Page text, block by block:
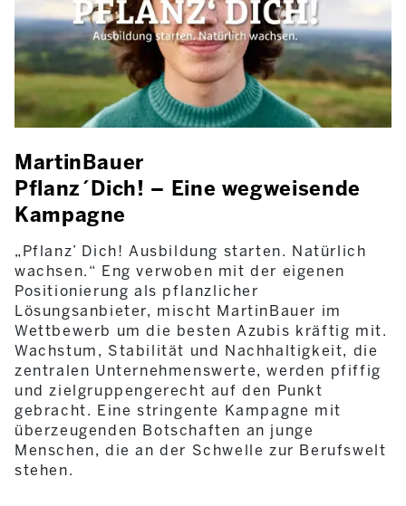
MartinBauer
Pflanz´Dich! – Eine wegweisende
Kampagne
„Pflanz’ Dich! Ausbildung starten. Natürlich
wachsen.“ Eng verwoben mit der eigenen
Positionierung als pflanzlicher
Lösungsanbieter, mischt MartinBauer im
Wettbewerb um die besten Azubis kräftig mit.
Wachstum, Stabilität und Nachhaltigkeit, die
zentralen Unternehmenswerte, werden pfiffig
und zielgruppengerecht auf den Punkt
gebracht. Eine stringente Kampagne mit
überzeugenden Botschaften an junge
Menschen, die an der Schwelle zur Berufswelt
stehen.